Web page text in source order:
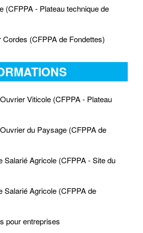
(CFPPA - Plateau technique de
(CFPPA de Fondettes)
Viticole (CFPPA - Plateau
du Paysage (CFPPA de
Salarié Agricole (CFPPA - Site du
Salarié Agricole (CFPPA de
pour entreprises